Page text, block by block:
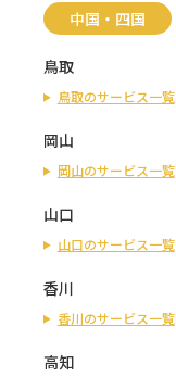
中国・四国
鳥取
鳥取のサービス一覧
岡山
岡山のサービス一覧
山口
山口のサービス一覧
香川
香川のサービス一覧
高知